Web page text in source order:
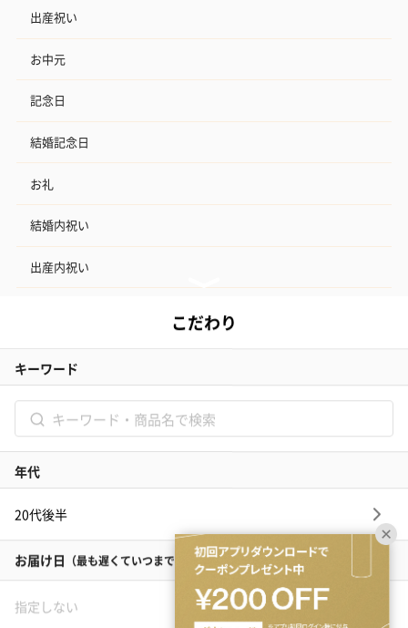
出産祝い
お中元
記念日
結婚記念日
お礼
結婚内祝い
出産内祝い
ヘルプ・お問い合わせ
タンプ公式SNS
ネットでギフトを贈るなら | TANP（タンプ）
Copyright© TANP Inc.